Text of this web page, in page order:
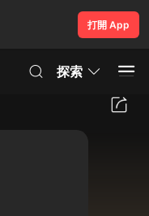
打開 App
探索